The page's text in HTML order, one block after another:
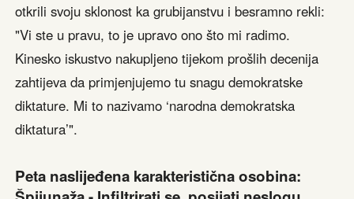
otkrili svoju sklonost ka grubijanstvu i besramno rekli:
"Vi ste u pravu, to je upravo ono što mi radimo.
Kinesko iskustvo nakupljeno tijekom prošlih decenija
zahtijeva da primjenjujemo tu snagu demokratske
diktature. Mi to nazivamo ‘narodna demokratska
diktatura’".
Peta naslijeđena karakteristična osobina: